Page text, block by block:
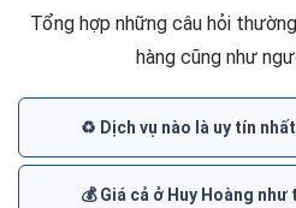
Tổng hợp những câu hỏi
hàng cũng như
♻️ Dịch vụ nào là uy tín
💰 Giá cả ở Huy Hoàng như